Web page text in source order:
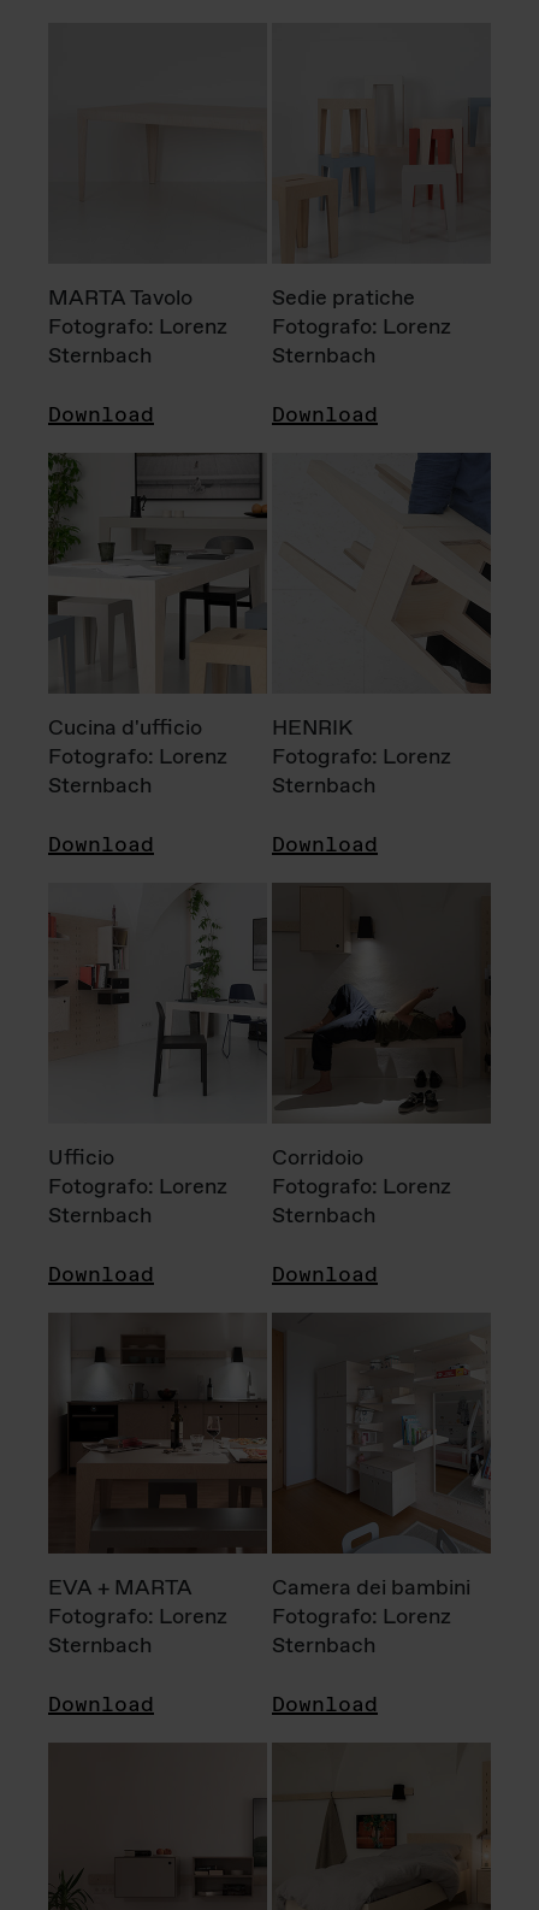
MARTA Tavolo
Fotografo: Lorenz
Sternbach
Download
Sedie pratiche
Fotografo: Lorenz
Sternbach
Download
Cucina d'ufficio
Fotografo: Lorenz
Sternbach
Download
HENRIK
Fotografo: Lorenz
Sternbach
Download
Ufficio
Fotografo: Lorenz
Sternbach
Download
Corridoio
Fotografo: Lorenz
Sternbach
Download
EVA + MARTA
Fotografo: Lorenz
Sternbach
Download
Camera dei bambini
Fotografo: Lorenz
Sternbach
Download